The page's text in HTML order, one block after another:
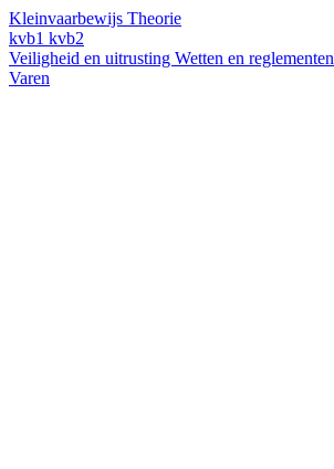
Kleinvaarbewijs Theorie
kvb1 kvb2
Veiligheid en uitrusting Wetten en reglementen
Varen